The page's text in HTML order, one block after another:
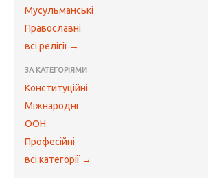
Мусульманські
Православні
всі релігії →
ЗА КАТЕГОРІЯМИ
Конституційні
Міжнародні
ООН
Професійні
всі категорії →